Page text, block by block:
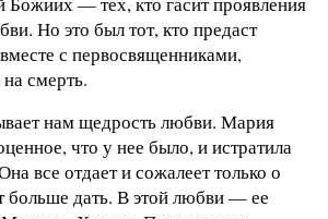
Но это был тот, кто предаст
с первосвященниками,
смерть.
нам щедрость любви. Мария
что у нее было, и истратила
все отдает и сожалеет только о
больше дать. В этой любви — ее